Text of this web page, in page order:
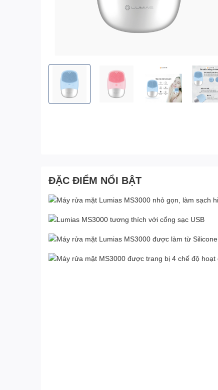
ĐẶC ĐIỂM NỔI BẬT